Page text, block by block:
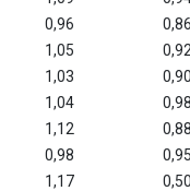
0,96 0,86
1,05 0,92
1,03 0,90
1,04 0,98
1,12 0,88
0,98 0,95
1,17 0,50